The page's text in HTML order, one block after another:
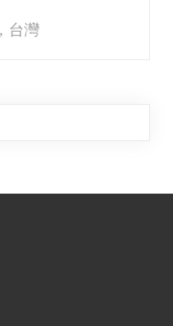
台灣